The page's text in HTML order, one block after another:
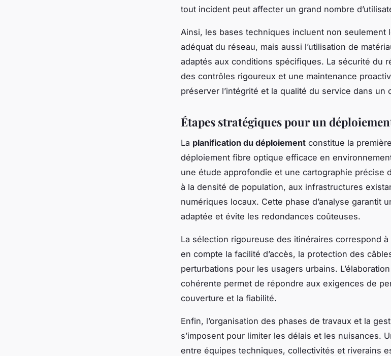
tout incident peut affecter un grand nombre
Ainsi, les bases techniques incluent non seulement
adéquat du réseau, mais aussi l’utilisation de
adaptés aux conditions spécifiques. La sécurité du
des contrôles rigoureux et une maintenance
préserver l’intégrité et la qualité du service dans un
Étapes stratégiques pour un
La planification du déploiement constitue la
déploiement fibre optique efficace en
une étude approfondie et une cartographie précise
à la densité de population, aux infrastructures
numériques locaux. Cette phase d’analyse garantit
adaptée et évite les redondances coûteuses.
La sélection rigoureuse des itinéraires correspond
en compte la facilité d’accès, la protection des
perturbations pour les usagers urbains.
cohérente permet de répondre aux exigences de
couverture et la fiabilité.
Enfin, l’organisation des phases de travaux et la
s’imposent pour limiter les délais et les nuisances.
entre équipes techniques, collectivités et riverains